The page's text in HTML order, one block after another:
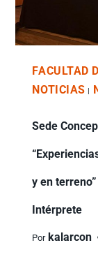
FACULTAD
NOTICIAS
Sede
y en
Intérprete
Por kalarcon